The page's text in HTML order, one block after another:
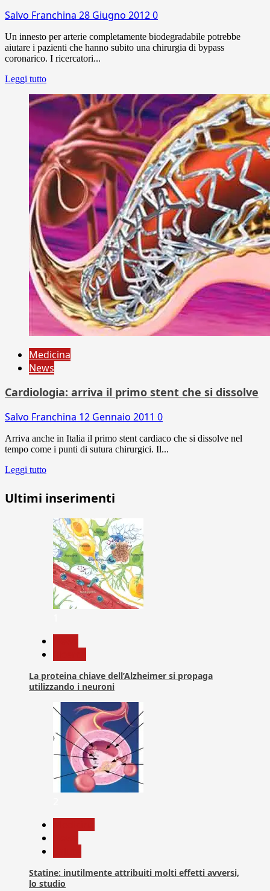
Salvo Franchina 28 Giugno 20120
Un innesto per arterie completamente biodegradabile potrebbe
aiutare i pazienti che hanno subito una chirurgia di bypass
coronarico. I ricercatori...
Leggi tutto
Medicina
News
Cardiologia: arriva il primo stent che si dissolve
Salvo Franchina 12 Gennaio 2011 0
Arriva anche in Italia il primo stent cardiaco che si dissolve nel
tempo come i punti di sutura chirurgici. Il...
Leggi tutto
Ultimi inserimenti
La proteina chiave dell’Alzheimer si propaga
utilizzando i neuroni
Statine: inutilmente attribuiti molti effetti avversi,
lo studio